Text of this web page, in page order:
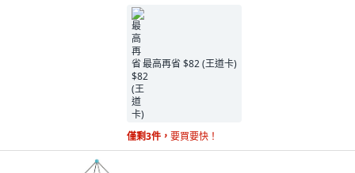
最高再省 $82 (王道卡)
僅剩3件， 要買要快！